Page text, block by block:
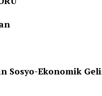
Ekonomik